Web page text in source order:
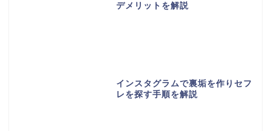
デメリットを解説
インスタグラムで裏垢を作りセフ
レを探す手順を解説